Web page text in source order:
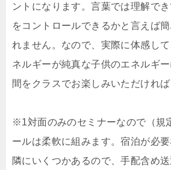
ントになります。言葉では理解で
をコントロールできるかと言えば
れません。なので、実際に体感し
ネルギーが純真な子供のエネルギ
間をクラスでお楽しみいただければ
※1対面のみのセミナーなので（規
ールは柔軟に組みます。宿泊が必
隣にいくつかあるので、手配含め